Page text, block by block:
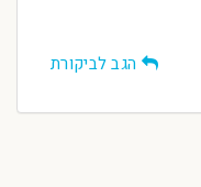
הגב לביקורת